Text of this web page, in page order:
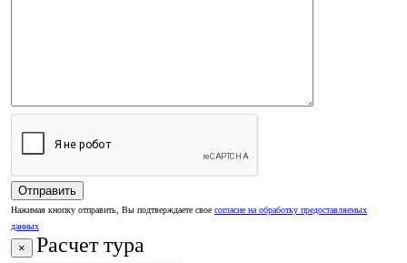
Нажимая кнопку отправить, Вы подтверждаете свое согласие на обработку предоставляемых
данных
× Расчет тура